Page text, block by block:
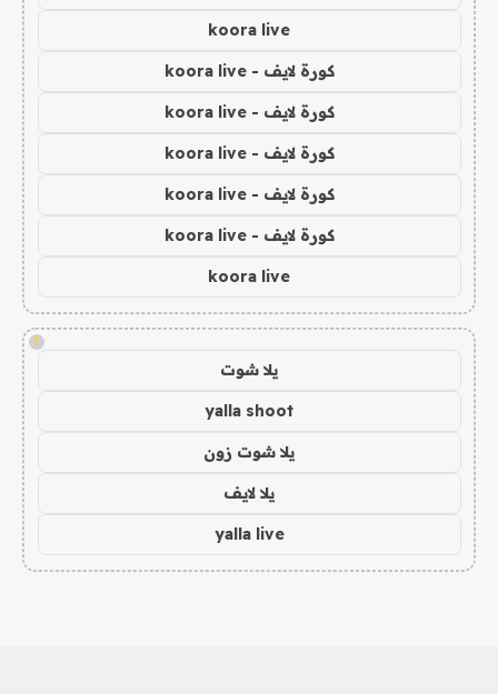
koora live
كورة لايف - koora live
كورة لايف - koora live
كورة لايف - koora live
كورة لايف - koora live
كورة لايف - koora live
koora live
!
يلا شوت
yalla shoot
يلا شوت زون
يلا لايف
yalla live